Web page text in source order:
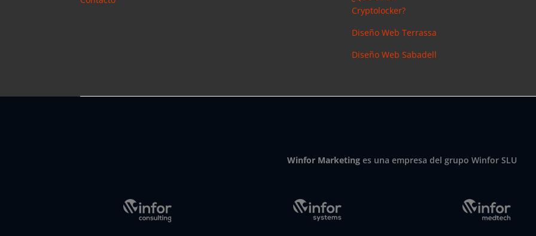
Cryptolocker?
Diseño Web Terrassa
Diseño Web Sabadell
Winfor Marketing es una empresa del grupo Winfor SLU